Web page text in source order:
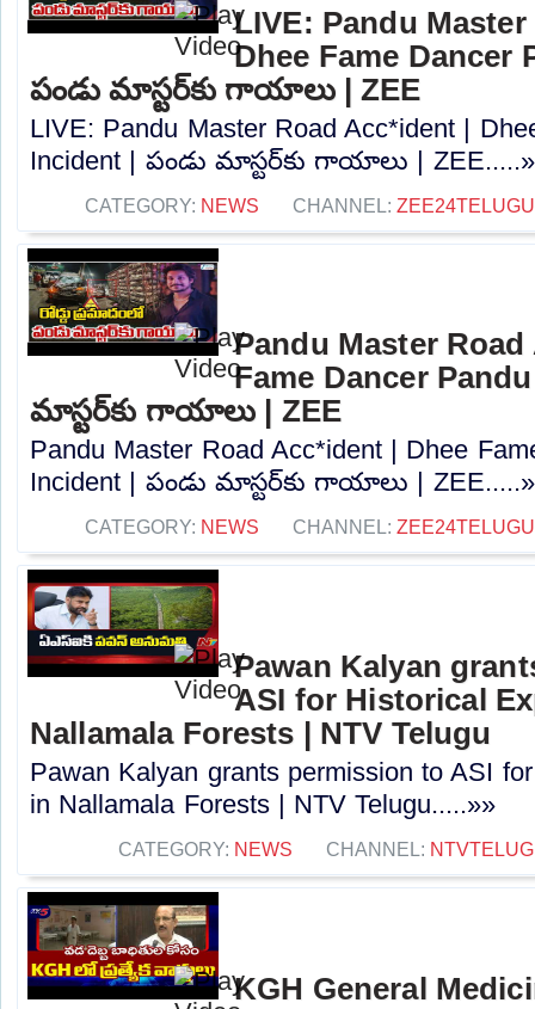
LIVE: Pandu
Dhee Fame Dancer
పండు మాస్టర్‌కు గాయాలు | ZEE
LIVE: Pandu Master Road Acc*ident |
Incident | పండు మాస్టర్‌కు గాయాలు |
CATEGORY: NEWS CHANNEL:
Pandu Master
Fame Dancer
మాస్టర్‌కు గాయాలు | ZEE
Pandu Master Road Acc*ident | Dhee
Incident | పండు మాస్టర్‌కు గాయాలు |
CATEGORY: NEWS CHANNEL:
Pawan Kalyan
ASI for Historical
Nallamala Forests | NTV Telugu
Pawan Kalyan grants permission to ASI
in Nallamala Forests | NTV Telugu.....»»
CATEGORY: NEWS CHANNEL:
KGH General